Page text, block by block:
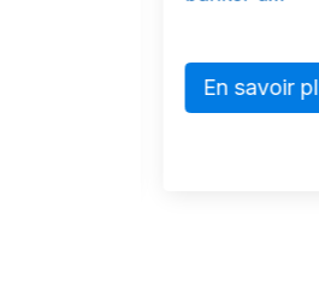
En savoir plus